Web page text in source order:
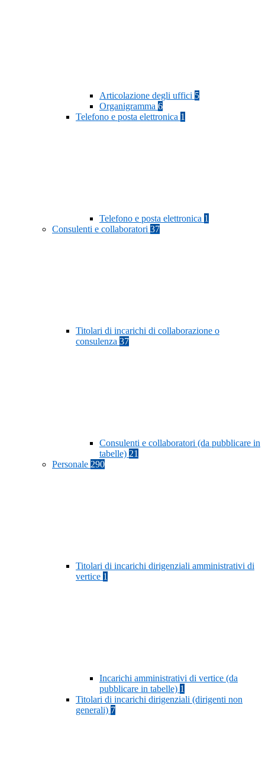
Articolazione degli uffici 5
Organigramma 6
Telefono e posta elettronica 1
Telefono e posta elettronica 1
Consulenti e collaboratori 37
Titolari di incarichi di collaborazione o
consulenza 37
Consulenti e collaboratori (da pubblicare in
tabelle) 21
Personale 290
Titolari di incarichi dirigenziali amministrativi di
vertice 1
Incarichi amministrativi di vertice (da
pubblicare in tabelle) 1
Titolari di incarichi dirigenziali (dirigenti non
generali) 7